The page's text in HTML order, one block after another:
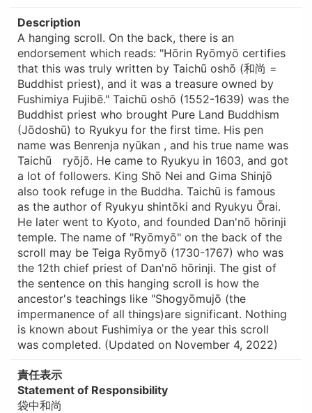
Description
A hanging scroll. On the back, there is an
endorsement which reads: "Hōrin Ryōmyō certifies
that this was truly written by Taichū oshō (和尚 =
Buddhist priest), and it was a treasure owned by
Fushimiya Fujibē." Taichū oshō (1552-1639) was the
Buddhist priest who brought Pure Land Buddhism
(Jōdoshū) to Ryukyu for the first time. His pen
name was Benrenja nyūkan , and his true name was
Taichū ryōjō. He came to Ryukyu in 1603, and got
a lot of followers. King Shō Nei and Gima Shinjō
also took refuge in the Buddha. Taichū is famous
as the author of Ryukyu shintōki and Ryukyu Ōrai.
He later went to Kyoto, and founded Dan'nō hōrinji
temple. The name of "Ryōmyō" on the back of the
scroll may be Teiga Ryōmyō (1730-1767) who was
the 12th chief priest of Dan'nō hōrinji. The gist of
the sentence on this hanging scroll is how the
ancestor's teachings like "Shogyōmujō (the
impermanence of all things)are significant. Nothing
is known about Fushimiya or the year this scroll
was completed. (Updated on November 4, 2022)
責任表示
Statement of Responsibility
袋中和尚